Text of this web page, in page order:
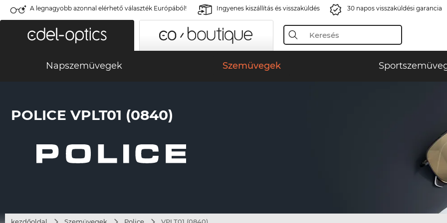
A legnagyobb azonnal elérhető választék Európából! Ingyenes kiszállítás és visszaküldés 30 napos visszaküldési garancia
Napszemüvegek Szemüvegek
POLICE VPLT01 (0840)